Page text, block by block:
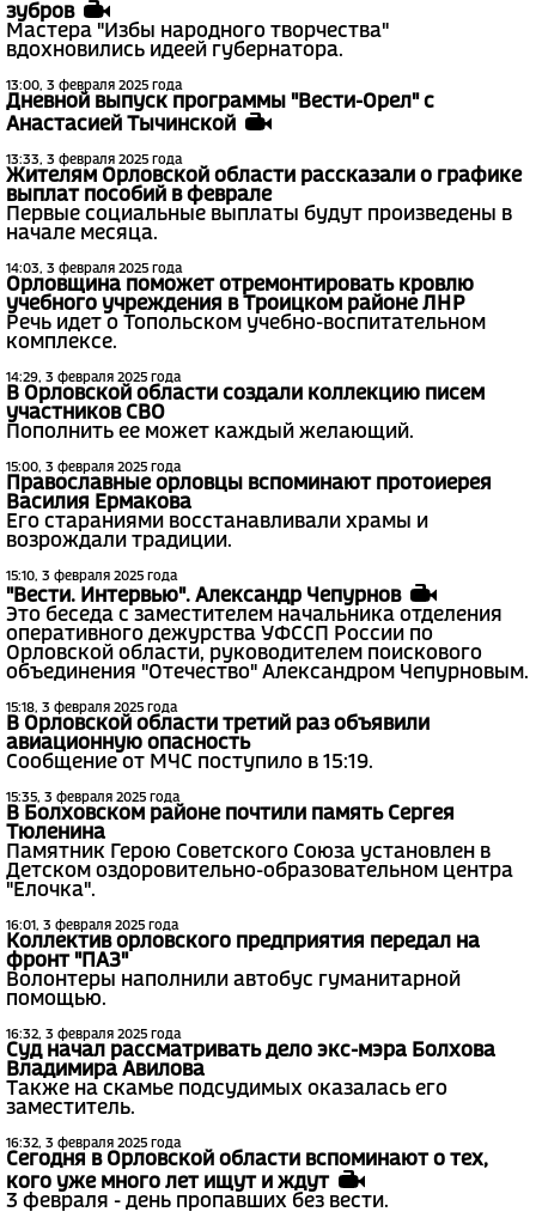
зубров
Мастера "Избы народного творчества"
вдохновились идеей губернатора.
13:00, 3 февраля 2025 года
Дневной выпуск программы "Вести-Орел" с
Анастасией Тычинской
13:33, 3 февраля 2025 года
Жителям Орловской области рассказали о графике
выплат пособий в феврале
Первые социальные выплаты будут произведены в
начале месяца.
14:03, 3 февраля 2025 года
Орловщина поможет отремонтировать кровлю
учебного учреждения в Троицком районе ЛНР
Речь идет о Топольском учебно-воспитательном
комплексе.
14:29, 3 февраля 2025 года
В Орловской области создали коллекцию писем
участников СВО
Пополнить ее может каждый желающий.
15:00, 3 февраля 2025 года
Православные орловцы вспоминают протоиерея
Василия Ермакова
Его стараниями восстанавливали храмы и
возрождали традиции.
15:10, 3 февраля 2025 года
"Вести. Интервью". Александр Чепурнов
Это беседа с заместителем начальника отделения
оперативного дежурства УФССП России по
Орловской области, руководителем поискового
объединения "Отечество" Александром Чепурновым.
15:18, 3 февраля 2025 года
В Орловской области третий раз объявили
авиационную опасность
Сообщение от МЧС поступило в 15:19.
15:35, 3 февраля 2025 года
В Болховском районе почтили память Сергея
Тюленина
Памятник Герою Советского Союза установлен в
Детском оздоровительно-образовательном центра
"Елочка".
16:01, 3 февраля 2025 года
Коллектив орловского предприятия передал на
фронт "ПАЗ"
Волонтеры наполнили автобус гуманитарной
помощью.
16:32, 3 февраля 2025 года
Суд начал рассматривать дело экс-мэра Болхова
Владимира Авилова
Также на скамье подсудимых оказалась его
заместитель.
16:32, 3 февраля 2025 года
Сегодня в Орловской области вспоминают о тех,
кого уже много лет ищут и ждут
3 февраля - день пропавших без вести.